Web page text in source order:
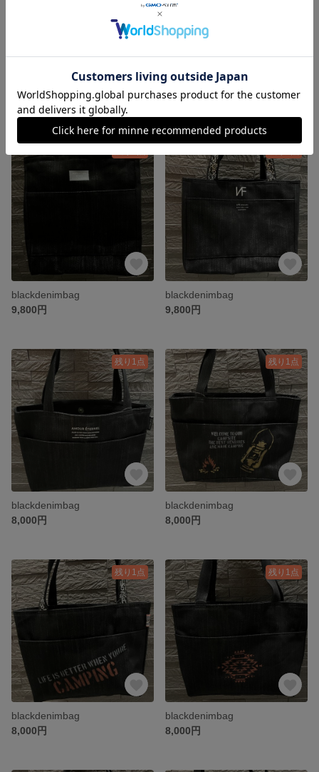
blackdenimfabag
13,000円
blackdenimbag
9,800円
blackdenimbag
9,800円
blackdenimbag
9,800円
残り1点
blackdenimbag
8,000円
残り1点
blackdenimbag
8,000円
残り1点
blackdenimbag
8,000円
残り1点
blackdenimbag
8,000円